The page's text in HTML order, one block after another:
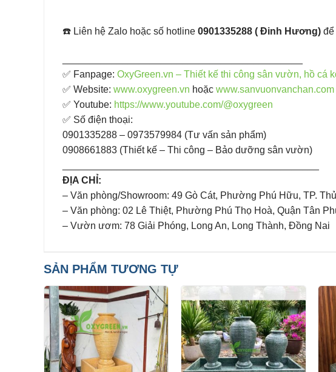
☎️ Liên hệ Zalo hoặc số hotline 0901335288 ( Đinh Hương)
✅ Fanpage: ​ OxyGreen.vn – Thiết kế thi công sân vườn, hồ cá
✅ Website: www.oxygreen.vn hoặc www.sanvuonvanchan.com
✅ Youtube: https://www.youtube.com/@oxygreen
✅ Số điện thoại:
0901335288 – 0973579984 (Tư vấn sản phẩm)
0908661883 (Thiết kế – Thi công – Bảo dưỡng sân vườn)
ĐỊA CHỈ:
– Văn phòng/Showroom: 49 Gò Cát, Phường Phú Hữu, TP.
– Văn phòng: 02 Lê Thiệt, Phường Phú Thọ Hoà, Quận Tân
– Vườn ươm: 78 Giải Phóng, Long An, Long Thành, Đồng Nai
SẢN PHẨM TƯƠNG TỰ